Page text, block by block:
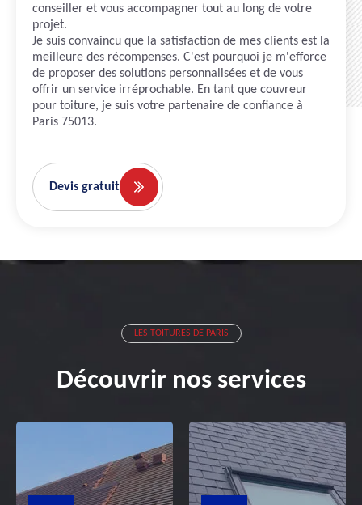
conseiller et vous accompagner tout au long de votre
projet.
Je suis convaincu que la satisfaction de mes clients est la
meilleure des récompenses. C'est pourquoi je m'efforce
de proposer des solutions personnalisées et de vous
offrir un service irréprochable. En tant que couvreur
pour toiture, je suis votre partenaire de confiance à
Paris 75013.
Devis gratuit
LES TOITURES DE PARIS
Découvrir nos services